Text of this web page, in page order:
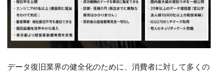
データ復旧業界の健全化のために、消費者に対して多くの